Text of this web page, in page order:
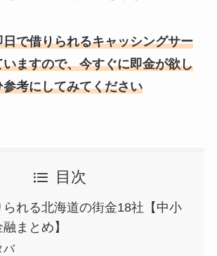
で借りられるキャッシングサー
ますので、今すぐに即金が欲し
考にしてみてください
目次
られる北海道の街金18社【中小
まとめ】
バ